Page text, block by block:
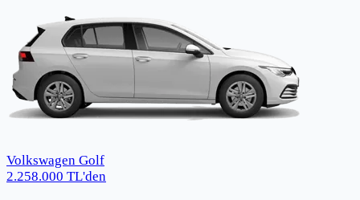
Volkswagen Golf
2.258.000 TL'den